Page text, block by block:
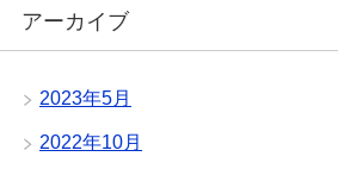
アーカイブ
2023年5月
2022年10月